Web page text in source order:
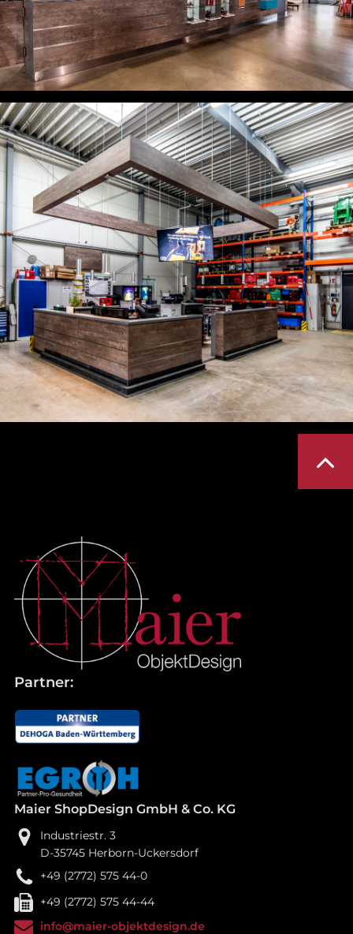
Partner:
Maier ShopDesign GmbH & Co. KG
Industriestr. 3
D-35745 Herborn-Uckersdorf
+49 (2772) 575 44-0
+49 (2772) 575 44-44
info@maier-objektdesign.de